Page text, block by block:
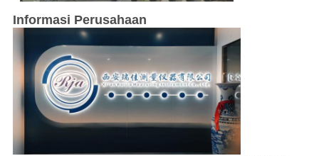
Informasi Perusahaan